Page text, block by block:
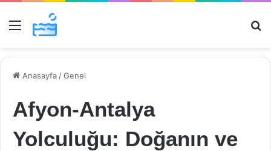
Menü
Anasayfa /Genel
Afyon-Antalya
Yolculuğu: Doğanın ve